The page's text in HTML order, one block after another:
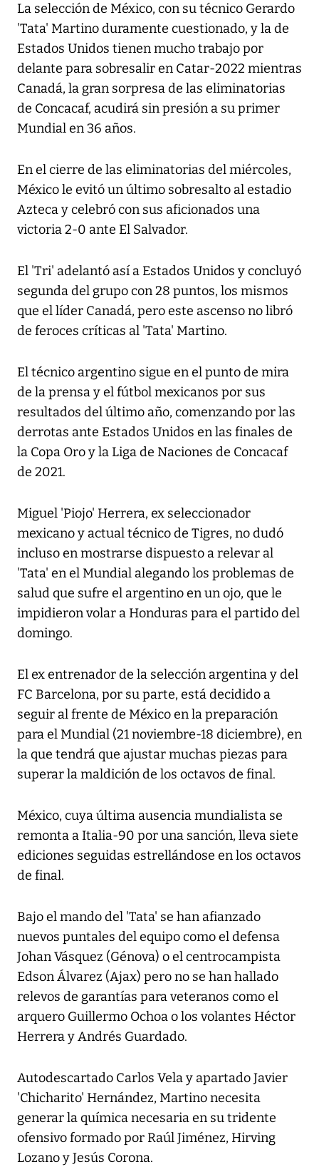
La selección de México, con su técnico Gerardo
'Tata' Martino duramente cuestionado, y la de
Estados Unidos tienen mucho trabajo por
delante para sobresalir en Catar-2022 mientras
Canadá, la gran sorpresa de las eliminatorias
de Concacaf, acudirá sin presión a su primer
Mundial en 36 años.
En el cierre de las eliminatorias del miércoles,
México le evitó un último sobresalto al estadio
Azteca y celebró con sus aficionados una
victoria 2-0 ante El Salvador.
El 'Tri' adelantó así a Estados Unidos y concluyó
segunda del grupo con 28 puntos, los mismos
que el líder Canadá, pero este ascenso no libró
de feroces críticas al 'Tata' Martino.
El técnico argentino sigue en el punto de mira
de la prensa y el fútbol mexicanos por sus
resultados del último año, comenzando por las
derrotas ante Estados Unidos en las finales de
la Copa Oro y la Liga de Naciones de Concacaf
de 2021.
Miguel 'Piojo' Herrera, ex seleccionador
mexicano y actual técnico de Tigres, no dudó
incluso en mostrarse dispuesto a relevar al
'Tata' en el Mundial alegando los problemas de
salud que sufre el argentino en un ojo, que le
impidieron volar a Honduras para el partido del
domingo.
El ex entrenador de la selección argentina y del
FC Barcelona, por su parte, está decidido a
seguir al frente de México en la preparación
para el Mundial (21 noviembre-18 diciembre), en
la que tendrá que ajustar muchas piezas para
superar la maldición de los octavos de final.
México, cuya última ausencia mundialista se
remonta a Italia-90 por una sanción, lleva siete
ediciones seguidas estrellándose en los octavos
de final.
Bajo el mando del 'Tata' se han afianzado
nuevos puntales del equipo como el defensa
Johan Vásquez (Génova) o el centrocampista
Edson Álvarez (Ajax) pero no se han hallado
relevos de garantías para veteranos como el
arquero Guillermo Ochoa o los volantes Héctor
Herrera y Andrés Guardado.
Autodescartado Carlos Vela y apartado Javier
'Chicharito' Hernández, Martino necesita
generar la química necesaria en su tridente
ofensivo formado por Raúl Jiménez, Hirving
Lozano y Jesús Corona.